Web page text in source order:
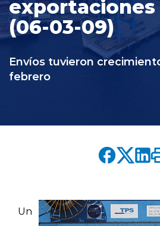
Políticas y
(06-03-09)
Envíos tuvieron
febrero
Un